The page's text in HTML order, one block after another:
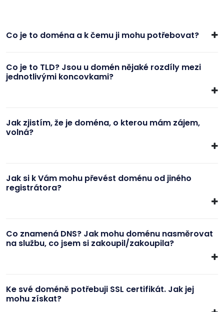
Co je to doména a k čemu ji mohu potřebovat?
Co je to TLD? Jsou u domén nějaké rozdíly mezi
jednotlivými koncovkami?
Jak zjistím, že je doména, o kterou mám zájem,
volná?
Jak si k Vám mohu převést doménu od jiného
registrátora?
Co znamená DNS? Jak mohu doménu nasměrovat
na službu, co jsem si zakoupil/zakoupila?
Ke své doméně potřebuji SSL certifikát. Jak jej
mohu získat?